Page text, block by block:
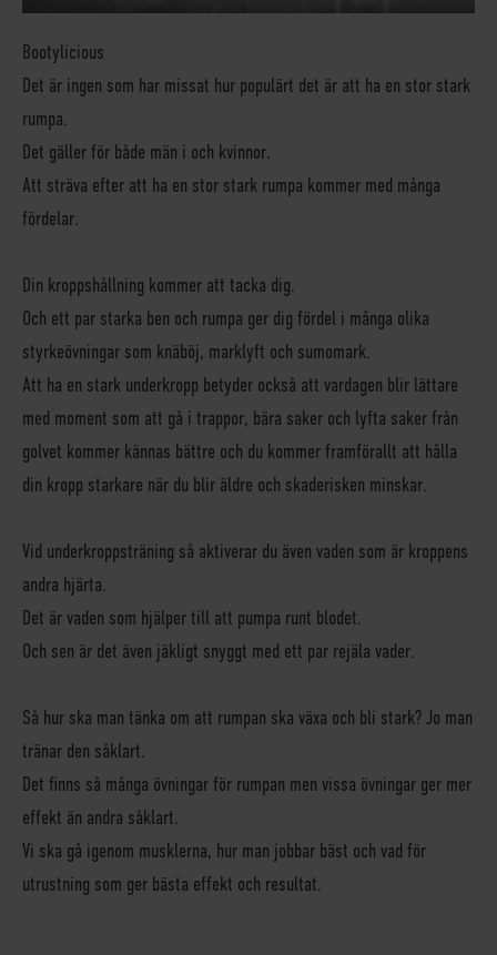
Bootylicious
Det är ingen som har missat hur populärt det är att ha en stor stark
rumpa.
Det gäller för både män i och kvinnor.
Att sträva efter att ha en stor stark rumpa kommer med många
fördelar.
Din kroppshållning kommer att tacka dig.
Och ett par starka ben och rumpa ger dig fördel i många olika
styrkeövningar som knäböj, marklyft och sumomark.
Att ha en stark underkropp betyder också att vardagen blir lättare
med moment som att gå i trappor, bära saker och lyfta saker från
golvet kommer kännas bättre och du kommer framförallt att hålla
din kropp starkare när du blir äldre och skaderisken minskar.
Vid underkroppsträning så aktiverar du även vaden som är kroppens
andra hjärta.
Det är vaden som hjälper till att pumpa runt blodet.
Och sen är det även jäkligt snyggt med ett par rejäla vader.
Så hur ska man tänka om att rumpan ska växa och bli stark? Jo man
tränar den såklart.
Det finns så många övningar för rumpan men vissa övningar ger mer
effekt än andra såklart.
Vi ska gå igenom musklerna, hur man jobbar bäst och vad för
utrustning som ger bästa effekt och resultat.